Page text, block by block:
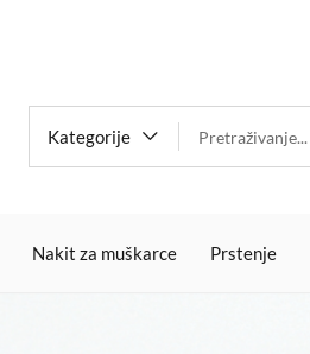
Kategorije
Nakit za muškarce Prstenje